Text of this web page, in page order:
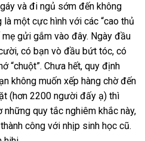
và đi ngủ sớm đến không
một cực hình với các “cao thủ
gửi gắm vào đây. Ngày đầu
có bạn vò đầu bứt tóc, có
“chuột”. Chưa hết, quy định
không muốn xếp hàng chờ đến
(hơn 2200 người đấy ạ) thì
quy tắc nghiêm khắc này,
công với nhịp sinh học cũ.